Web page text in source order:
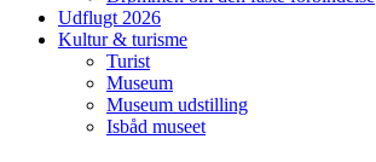
Udflugt 2026
Kultur & turisme
Turist
Museum
Museum udstilling
Isbåd museet